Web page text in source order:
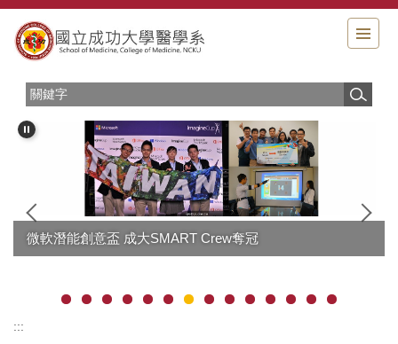
跳
到
主
區
微軟潛能創意盃 成大SMART Crew奪冠
:::